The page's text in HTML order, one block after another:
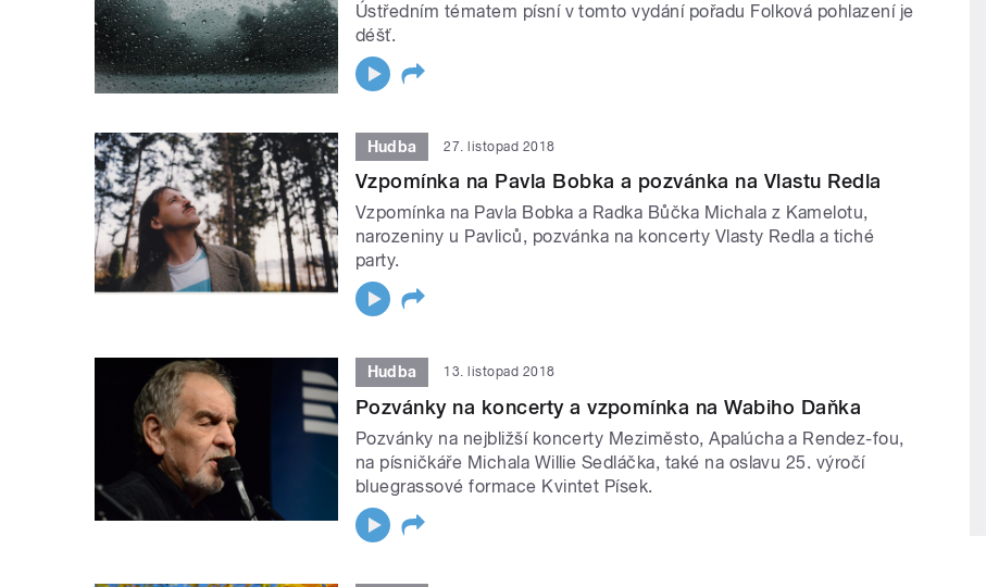
Ústředním tématem písní v tomto vydání pořadu Folková pohlazení je
déšť.
Hudba 27. listopad 2018
Vzpomínka na Pavla Bobka a pozvánka na Vlastu Redla
Vzpomínka na Pavla Bobka a Radka Bůčka Michala z Kamelotu,
narozeniny u Pavliců, pozvánka na koncerty Vlasty Redla a tiché
party.
Hudba 13. listopad 2018
Pozvánky na koncerty a vzpomínka na Wabiho Daňka
Pozvánky na nejbližší koncerty Meziměsto, Apalúcha a Rendez-fou,
na písničkáře Michala Willie Sedláčka, také na oslavu 25. výročí
bluegrassové formace Kvintet Písek.